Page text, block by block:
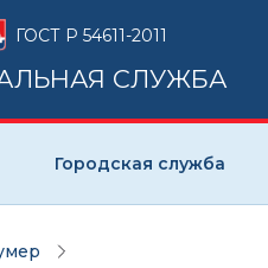
ГОСТ Р 54611-2011
СЛУЖБА
Городская служба